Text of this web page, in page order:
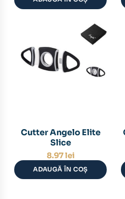
Cutter Angelo Elite
Slice
8.97lei
ADAUGĂ ÎN COȘ